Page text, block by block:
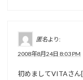
匿名より:
2008年8月24日 8:03 PM
初めましてVITAさん